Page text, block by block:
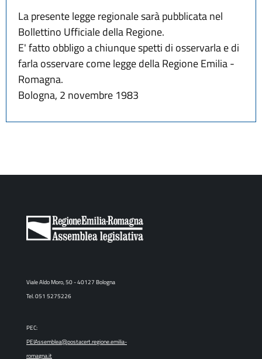
La presente legge regionale sarà pubblicata nel
Bollettino Ufficiale della Regione.
E' fatto obbligo a chiunque spetti di osservarla e di
farla osservare come legge della Regione Emilia -
Romagna.
Bologna, 2 novembre 1983
Viale Aldo Moro, 50 - 40127 Bologna
Tel. 051 5275226
PEC:
PEIAssemblea@postacert.regione.emilia-
romagna.it